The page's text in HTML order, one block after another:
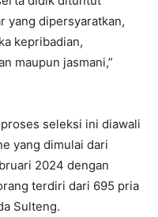
yang dipersyaratkan,
kepribadian,
maupun jasmani,”
seleksi ini diawali
yang dimulai dari
2024 dengan
terdiri dari 695 pria
Sulteng.